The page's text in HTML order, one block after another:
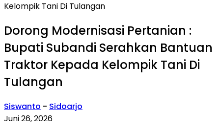
Kelompik Tani Di Tulangan
Dorong Modernisasi Pertanian :
Bupati Subandi Serahkan Bantuan
Traktor Kepada Kelompik Tani Di
Tulangan
Siswanto - Sidoarjo
Juni 26, 2026